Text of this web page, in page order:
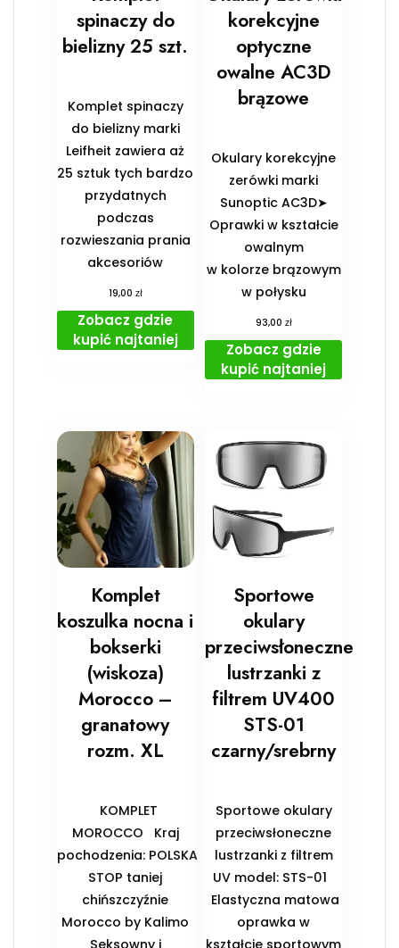
spinaczy do
bielizny 25 szt.
Komplet spinaczy
do bielizny marki
Leifheit zawiera aż
25 sztuk tych bardzo
przydatnych
podczas
rozwieszania prania
akcesoriów
19,00 zł
Zobacz gdzie
kupić najtaniej
korekcyjne
optyczne
owalne AC3D
brązowe
Okulary korekcyjne
zerówki marki
Sunoptic AC3D➤
Oprawki w kształcie
owalnym
w kolorze brązowym
w połysku
93,00 zł
Zobacz gdzie
kupić najtaniej
Komplet
koszulka nocna i
bokserki
(wiskoza)
Morocco –
granatowy
rozm. XL
KOMPLET
MOROCCO Kraj
pochodzenia: POLSKA
STOP taniej
chińszczyźnie
Morocco by Kalimo
Sportowe
okulary
przeciwsłoneczne
lustrzanki z
filtrem UV400
STS-01
czarny/srebrny
Sportowe okulary
przeciwsłoneczne
lustrzanki z filtrem
UV model: STS-01
Elastyczna matowa
oprawka w